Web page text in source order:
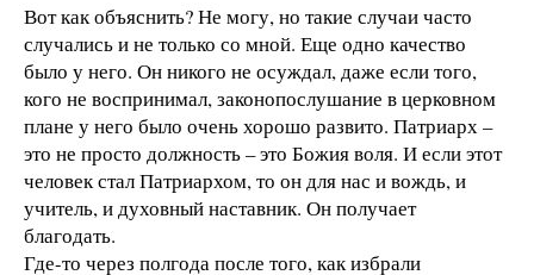
Вот как объяснить? Не могу, но такие случаи часто
случались и не только со мной. Еще одно качество
было у него. Он никого не осуждал, даже если того,
кого не воспринимал, законопослушание в церковном
плане у него было очень хорошо развито. Патриарх –
это не просто должность – это Божия воля. И если этот
человек стал Патриархом, то он для нас и вождь, и
учитель, и духовный наставник. Он получает
благодать.
Где-то через полгода после того, как избрали